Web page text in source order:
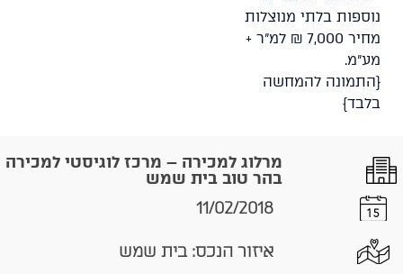
נוספות בלתי מנוצלות
מחיר 7,000 ₪ למ"ר +
מע"מ.
{התמונה להמחשה
בלבד}
מרלוג למכירה – מרכז לוגיסטי למכירה
בהר טוב בית שמש
11/02/2018
איזור הנכס: בית שמש